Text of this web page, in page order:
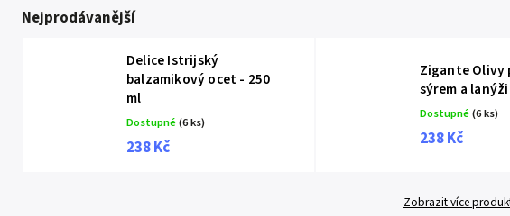
Nejprodávanější
Delice Istrijský
balzamikový ocet - 250
ml
Dostupné(6 ks)
238 Kč
Zigante Olivy
sýrem a
Dostupné(6 ks)
238 Kč
Zobrazit více